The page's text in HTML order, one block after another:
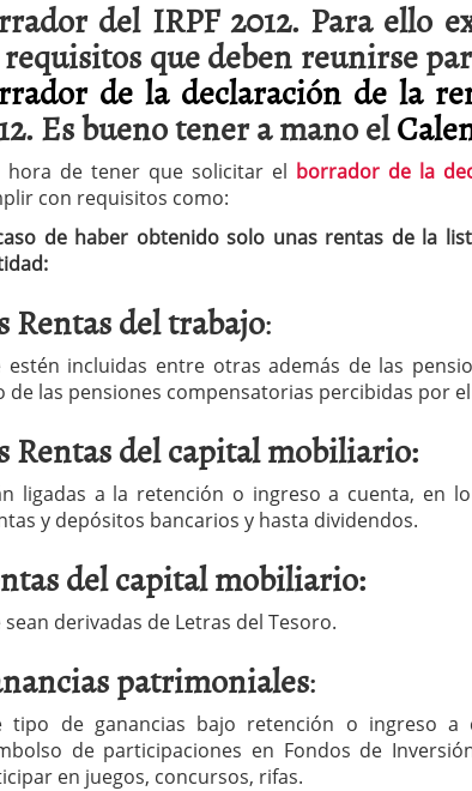
a los costes 21 de noviembre de 2025
¿Cuánto cuesta un software punto de venta?
3
del IRPF 2012. Para ello
que deben reunirse
de la declaración de la
Es bueno tener a mano el
hora de tener que solicitar el borrador de la
con requisitos como:
de haber obtenido solo unas rentas de la
Rentas del trabajo:
estén incluidas entre otras además de las
de las pensiones compensatorias percibidas por
Rentas del capital mobiliario:
ligadas a la retención o ingreso a cuenta, en
y depósitos bancarios y hasta dividendos.
del capital mobiliario:
sean derivadas de Letras del Tesoro.
patrimoniales:
tipo de ganancias bajo retención o ingreso
de participaciones en Fondos de
en juegos, concursos, rifas.